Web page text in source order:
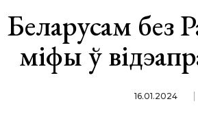
Беларусам без
міфы ў
16.01.2024